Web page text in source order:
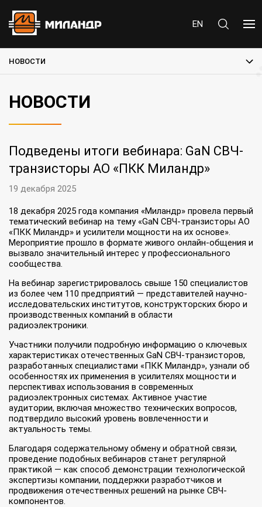
EN
НОВОСТИ
НОВОСТИ
Подведены итоги вебинара: GaN СВЧ-
транзисторы АО «ПКК Миландр»
19 декабря 2025
18 декабря 2025 года компания «Миландр» провела первый
тематический вебинар на тему «GaN СВЧ-транзисторы АО
«ПКК Миландр» и усилители мощности на их основе».
Мероприятие прошло в формате живого онлайн-общения и
вызвало значительный интерес у профессионального
сообщества.
На вебинар зарегистрировалось свыше 150 специалистов
из более чем 110 предприятий — представителей научно-
исследовательских институтов, конструкторских бюро и
производственных компаний в области
радиоэлектроники.
Участники получили подробную информацию о ключевых
характеристиках отечественных GaN СВЧ-транзисторов,
разработанных специалистами «ПКК Миландр», узнали об
особенностях их применения в усилителях мощности и
перспективах использования в современных
радиоэлектронных системах. Активное участие
аудитории, включая множество технических вопросов,
подтвердило высокий уровень вовлеченности и
актуальность темы.
Благодаря содержательному обмену и обратной связи,
проведение подобных вебинаров станет регулярной
практикой — как способ демонстрации технологической
экспертизы компании, поддержки разработчиков и
продвижения отечественных решений на рынке СВЧ-
компонентов.